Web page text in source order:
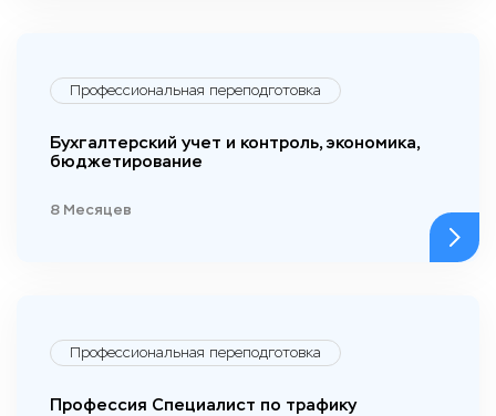
Профессиональная переподготовка
Бухгалтерский учет и контроль, экономика,
бюджетирование
8 Месяцев
Профессиональная переподготовка
Профессия Специалист по трафику